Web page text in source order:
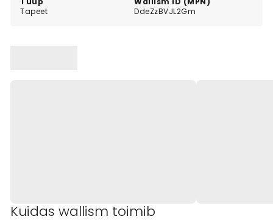
Tapeet
DdeZzBVJL2Gm
Kuidas wallism toimib